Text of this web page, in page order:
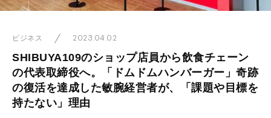
ビジネス 2023.04.02
SHIBUYA109のショップ店員から飲食チェーン
の代表取締役へ。「ドムドムハンバーガー」奇跡
の復活を達成した敏腕経営者が、「課題や目標を
持たない」理由